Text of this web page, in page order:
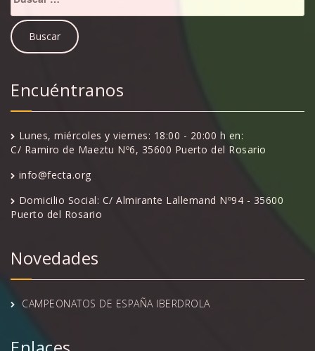
Encuéntranos
Lunes, miércoles y viernes: 18:00 - 20:00 h en:
C/ Ramiro de Maeztu Nº6, 35600 Puerto del Rosario
info@fecta.org
Domicilio Social: C/ Almirante Lallemand Nº94 - 35600
Puerto del Rosario
Novedades
CAMPEONATOS DE ESPAÑA IBERDROLA